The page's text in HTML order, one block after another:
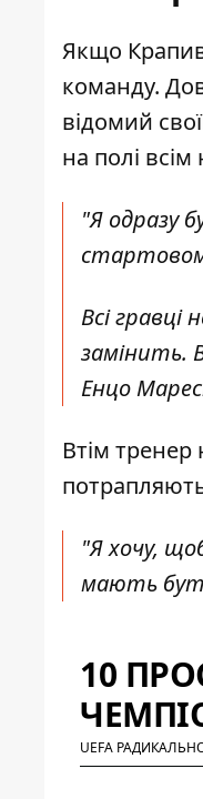
Якщо
команду.
відомий
на полі
"Я одразу
Всі
замінить.
Енцо
Втім тренер
"Я хочу,
мають
10
UEFA